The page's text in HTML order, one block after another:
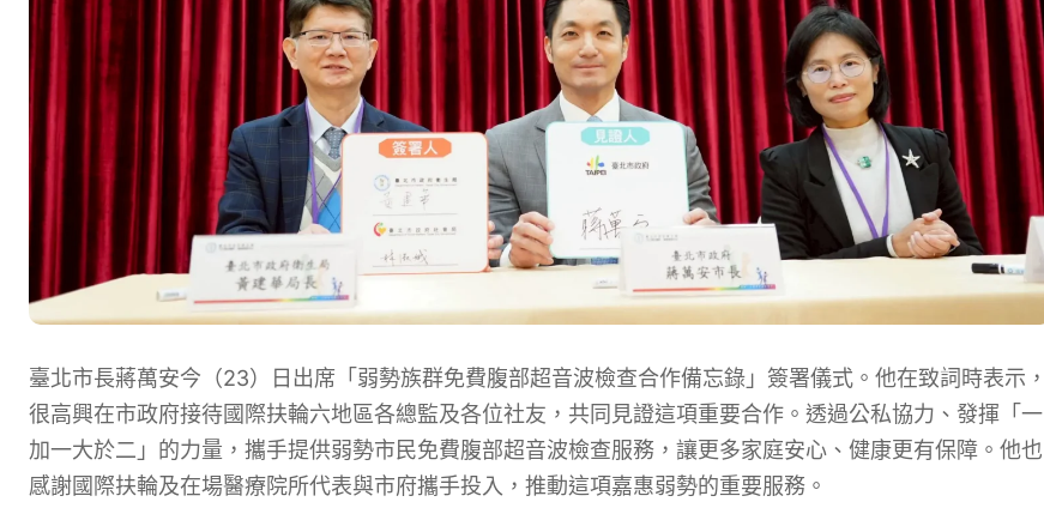
臺北市長蔣萬安今（23）日出席「弱勢族群免費腹部超音波檢查合作備忘錄」簽署儀式。他在致詞時表示，
很高興在市政府接待國際扶輪六地區各總監及各位社友，共同見證這項重要合作。透過公私協力、發揮「一
加一大於二」的力量，攜手提供弱勢市民免費腹部超音波檢查服務，讓更多家庭安心、健康更有保障。他也
感謝國際扶輪及在場醫療院所代表與市府攜手投入，推動這項嘉惠弱勢的重要服務。